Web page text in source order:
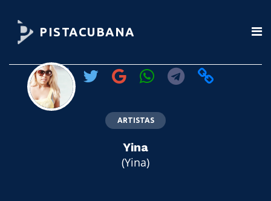
PISTACUBANA
ARTISTAS
Yina
(Yina)